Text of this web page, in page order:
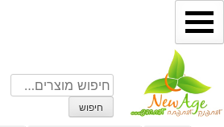
דילוג
לתוכן
חיפוש
עבור:
חיפוש